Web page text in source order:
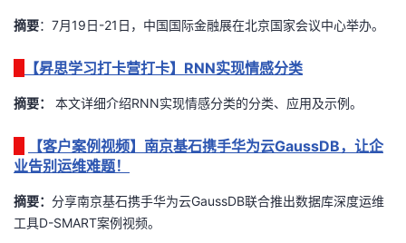
学
堂
我
的
课
我
的
我
持
我
的
技
支
我
的
声
摘要：7月19日-21日，中国国际金融展在北京国家会议中心举办。
【昇思学习打卡营打卡】RNN实现情感分类
摘要： 本文详细介绍RNN实现情感分类的分类、应用及示例。
【客户案例视频】南京基石携手华为云GaussDB，让企
业告别运维难题！
摘要： 分享南京基石携手华为云GaussDB联合推出数据库深度运维
工具D-SMART案例视频。